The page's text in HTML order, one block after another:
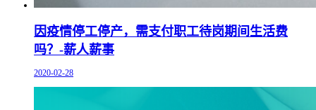
因疫情停工停产，需支付职工待岗期间生活费
吗？-薪人薪事
2020-02-28